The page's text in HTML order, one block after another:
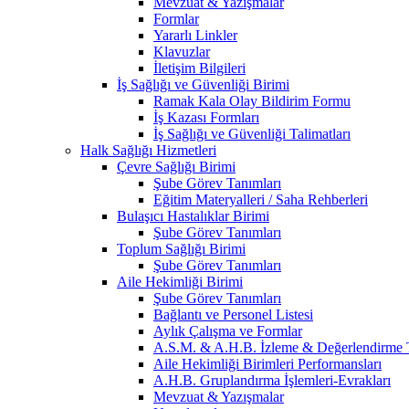
Formlar
Yararlı Linkler
Klavuzlar
İletişim Bilgileri
İş Sağlığı ve Güvenliği Birimi
Ramak Kala Olay Bildirim Formu
İş Kazası Formları
İş Sağlığı ve Güvenliği Talimatları
Halk Sağlığı Hizmetleri
Çevre Sağlığı Birimi
Şube Görev Tanımları
Eğitim Materyalleri / Saha Rehberleri
Bulaşıcı Hastalıklar Birimi
Şube Görev Tanımları
Toplum Sağlığı Birimi
Şube Görev Tanımları
Aile Hekimliği Birimi
Şube Görev Tanımları
Bağlantı ve Personel Listesi
Aylık Çalışma ve Formlar
A.S.M. & A.H.B. İzleme & Değerlendirme
Aile Hekimliği Birimleri Performansları
A.H.B. Gruplandırma İşlemleri-Evrakları
Mevzuat & Yazışmalar